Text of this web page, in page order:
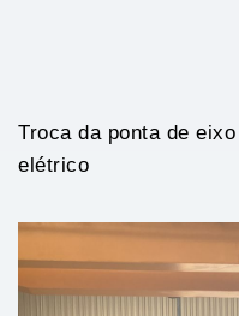
Troca da ponta de
elétrico